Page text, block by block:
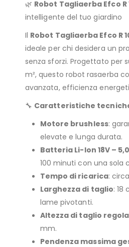
🌿 Robot Tagliaerba Efco R
intelligente del tuo giardino
Il Robot Tagliaerba Efco R
ideale per chi desidera un
senza sforzi. Progettato per
m², questo robot rasaerba
avanzata, efficienza
🔧 Caratteristiche
Motore brushless:
elevate e lunga durata.
Batteria Li-Ion 18V –
100 minuti con una sola
Tempo di ricarica:
Larghezza di taglio: 18
lame pivotanti.
Altezza di taglio
mm.
Pendenza massima